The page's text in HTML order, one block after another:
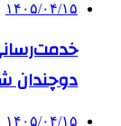
۱۴۰۵/۰۴/۱۵
دوچندان
۱۴۰۵/۰۴/۱۵